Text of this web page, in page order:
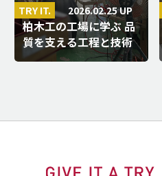
TRY IT. 2026.02.25 UP
柏木工の工場に学ぶ 品
質を支える工程と技術
ー…